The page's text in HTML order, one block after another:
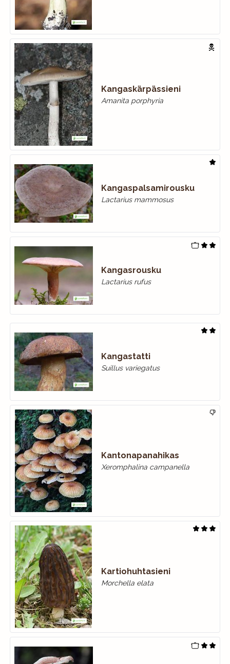
Kangaskärpässieni
Amanita porphyria
Kangaspalsamirousku
Lactarius mammosus
Kangasrousku
Lactarius rufus
Kangastatti
Suillus variegatus
Kantonapanahikas
Xeromphalina campanella
Kartiohuhtasieni
Morchella elata